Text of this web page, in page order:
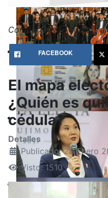
Comparte esto con tus
FACEBOOK
El mapa
¿Quién es
cédula?
Detalles
Publicado: 28 Enero
Visto: 1510